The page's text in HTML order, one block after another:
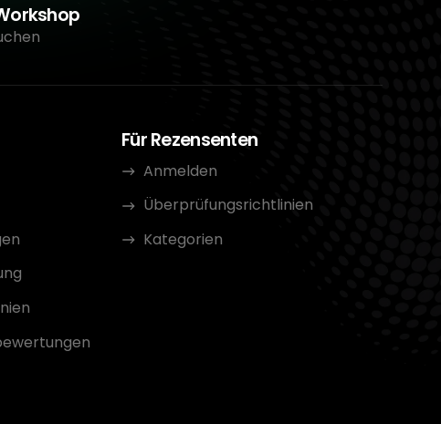
Für Rezensenten
Anmelden
Überprüfungsrichtlinien
Kategorien